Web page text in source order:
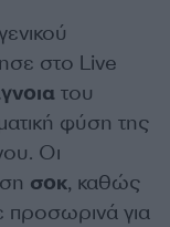
στο Live
του
φύση της
Οι
σοκ, καθώς
προσωρινά για